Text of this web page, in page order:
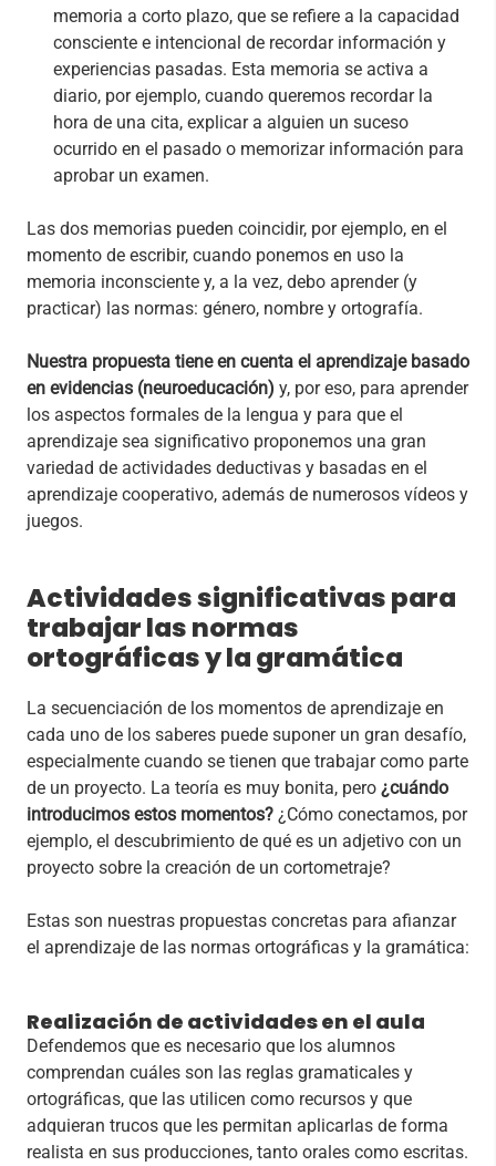
memoria a corto plazo, que se refiere a la capacidad
consciente e intencional de recordar información y
experiencias pasadas. Esta memoria se activa a
diario, por ejemplo, cuando queremos recordar la
hora de una cita, explicar a alguien un suceso
ocurrido en el pasado o memorizar información para
aprobar un examen.
Las dos memorias pueden coincidir, por ejemplo, en el
momento de escribir, cuando ponemos en uso la
memoria inconsciente y, a la vez, debo aprender (y
practicar) las normas: género, nombre y ortografía.
Nuestra propuesta tiene en cuenta el aprendizaje basado
en evidencias (neuroeducación) y, por eso, para aprender
los aspectos formales de la lengua y para que el
aprendizaje sea significativo proponemos una gran
variedad de actividades deductivas y basadas en el
aprendizaje cooperativo, además de numerosos vídeos y
juegos.
Actividades significativas para
trabajar las normas
ortográficas y la gramática
La secuenciación de los momentos de aprendizaje en
cada uno de los saberes puede suponer un gran desafío,
especialmente cuando se tienen que trabajar como parte
de un proyecto. La teoría es muy bonita, pero ¿cuándo
introducimos estos momentos? ¿Cómo conectamos, por
ejemplo, el descubrimiento de qué es un adjetivo con un
proyecto sobre la creación de un cortometraje?
Estas son nuestras propuestas concretas para afianzar
el aprendizaje de las normas ortográficas y la gramática:
Realización de actividades en el aula
Defendemos que es necesario que los alumnos
comprendan cuáles son las reglas gramaticales y
ortográficas, que las utilicen como recursos y que
adquieran trucos que les permitan aplicarlas de forma
realista en sus producciones, tanto orales como escritas.